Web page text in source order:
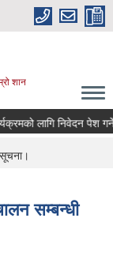
शान
लागि निवेदन पेश गर्ने
सम्बन्धी